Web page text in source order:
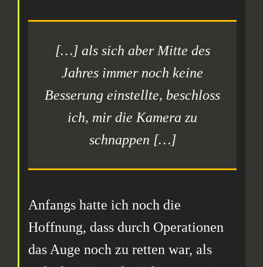
[…]als sich aber Mitte des
Jahres immer noch keine
Besserung einstellte, beschloss
ich, mir die Kamera zu
schnappen […]
Anfangs hatte ich noch die
Hoffnung, dass durch Operationen
das Auge noch zu retten war, als